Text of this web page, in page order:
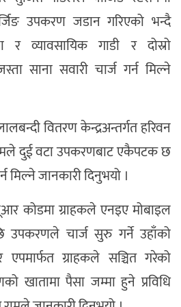
उपकरण जडान गरिएको भन्दै
र व्यावसायिक गाडी र दोस्रो
साना सवारी चार्ज गर्न मिल्ने
वितरण केन्द्रअन्तर्गत हरिवन
दुई वटा उपकरणबाट एकैपटक छ
मिल्ने जानकारी दिनुभयो ।
कोडमा ग्राहकले एनइए मोबाइल
उपकरणले चार्ज सुरु गर्ने उहाँको
ग्राहकले सञ्चित गरेको
खातामा पैसा जम्मा हुने प्रविधि